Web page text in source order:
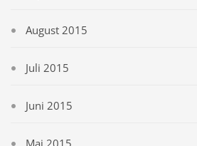
August 2015
Juli 2015
Juni 2015
Mai 2015